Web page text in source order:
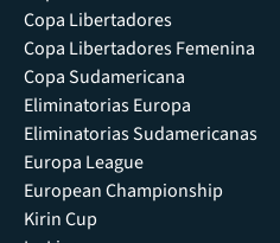
Copa Libertadores
Copa Libertadores Femenina
Copa Sudamericana
Eliminatorias Europa
Eliminatorias Sudamericanas
Europa League
European Championship
Kirin Cup